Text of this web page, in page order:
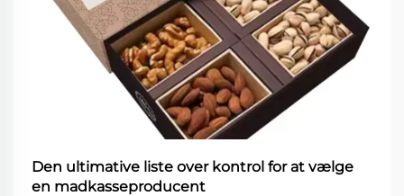
Den ultimative liste over kontrol for at vælge
en madkasseproducent